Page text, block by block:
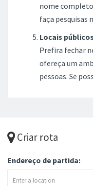
nome
faça pesquisas
Locais
Prefira fechar
ofereça um
pessoas. Se
Criar rota
Endereço de partida: